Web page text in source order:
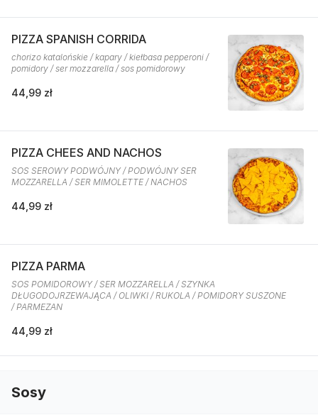
PIZZA SPANISH CORRIDA
chorizo katalońskie / kapary / kiełbasa pepperoni /
pomidory / ser mozzarella / sos pomidorowy
44,99 zł
PIZZA CHEES AND NACHOS
SOS SEROWY PODWÓJNY / PODWÓJNY SER
MOZZARELLA / SER MIMOLETTE / NACHOS
44,99 zł
PIZZA PARMA
SOS POMIDOROWY / SER MOZZARELLA / SZYNKA
DŁUGODOJRZEWAJĄCA / OLIWKI / RUKOLA / POMIDORY SUSZONE
/ PARMEZAN
44,99 zł
Sosy